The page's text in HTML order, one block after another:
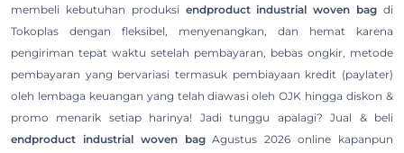
membeli kebutuhan produksi endproduct industrial woven bag di
Tokoplas dengan fleksibel, menyenangkan, dan hemat karena
pengiriman tepat waktu setelah pembayaran, bebas ongkir, metode
pembayaran yang bervariasi termasuk pembiayaan kredit (paylater)
oleh lembaga keuangan yang telah diawasi oleh OJK hingga diskon &
promo menarik setiap harinya! Jadi tunggu apalagi? Jual & beli
endproduct industrial woven bagAgustus 2026 online kapanpun